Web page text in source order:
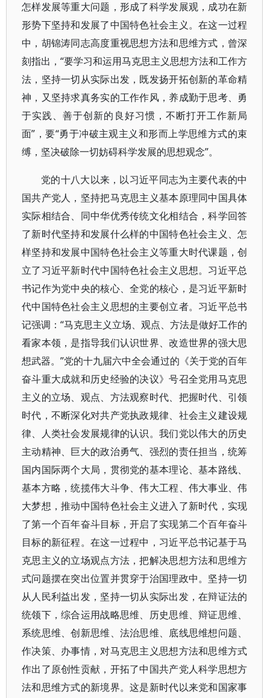
怎样发展等重大问题，形成了科学发展观，成功在新
形势下坚持和发展了中国特色社会主义。在这一过程
中，胡锦涛同志高度重视思想方法和思维方式，曾深
刻指出，“要学习和运用马克思主义思想方法和工作方
法，坚持一切从实际出发，既发扬开拓创新的革命精
神，又坚持求真务实的工作作风，养成勤于思考、勇
于实践、善于创新的良好习惯，不断打开工作新局
面”，要“勇于冲破主观主义和形而上学思维方式的束
缚，坚决破除一切妨碍科学发展的思想观念”。
党的十八大以来，以习近平同志为主要代表的中
国共产党人，坚持把马克思主义基本原理同中国具体
实际相结合、同中华优秀传统文化相结合，科学回答
了新时代坚持和发展什么样的中国特色社会主义、怎
样坚持和发展中国特色社会主义等重大时代课题，创
立了习近平新时代中国特色社会主义思想。习近平总
书记作为党中央的核心、全党的核心，是习近平新时
代中国特色社会主义思想的主要创立者。习近平总书
记强调：“马克思主义立场、观点、方法是做好工作的
看家本领，是指导我们认识世界、改造世界的强大思
想武器。”党的十九届六中全会通过的《关于党的百年
奋斗重大成就和历史经验的决议》号召全党用马克思
主义的立场、观点、方法观察时代、把握时代、引领
时代，不断深化对共产党执政规律、社会主义建设规
律、人类社会发展规律的认识。我们党以伟大的历史
主动精神、巨大的政治勇气、强烈的责任担当，统筹
国内国际两个大局，贯彻党的基本理论、基本路线、
基本方略，统揽伟大斗争、伟大工程、伟大事业、伟
大梦想，推动中国特色社会主义进入了新时代，实现
了第一个百年奋斗目标，开启了实现第二个百年奋斗
目标的新征程。在这一过程中，习近平总书记基于马
克思主义的立场观点方法，把解决思想方法和思维方
式问题摆在突出位置并贯穿于治国理政中。坚持一切
从人民利益出发，坚持一切从实际出发，在辩证法的
统领下，综合运用战略思维、历史思维、辩证思维、
系统思维、创新思维、法治思维、底线思维想问题、
作决策、办事情，对马克思主义思想方法和思维方式
作出了原创性贡献，开拓了中国共产党人科学思想方
法和思维方式的新境界。这是新时代以来党和国家事